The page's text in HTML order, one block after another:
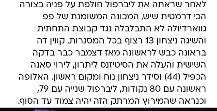
לאחר שראתה את ליברפול חולפת על פניה בצורה
הכי דרמטית שיש, המכונה המשומנת של פפ
גווארדיולה לא התבלבלה נגד קבוצת התחתית
והשיגה ניצחון 13 רצוף בכל המסגרות. קווין דה
בראונה כבש לראשונה מאז דצמבר כבר בדקה
השישית והעלה את הסיטיזנס ליתרון, לירוי סאנה
הכפיל (44) וסידר ניצחון נוח ומקום ראשון. האלופה
ראשונה עם 80 נקודות, ליברפול שנייה עם 79,
וכנראה שהמירוץ המרתק הזה יהיה צמוד עד הסוף.